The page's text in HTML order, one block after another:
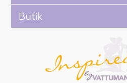
Butik